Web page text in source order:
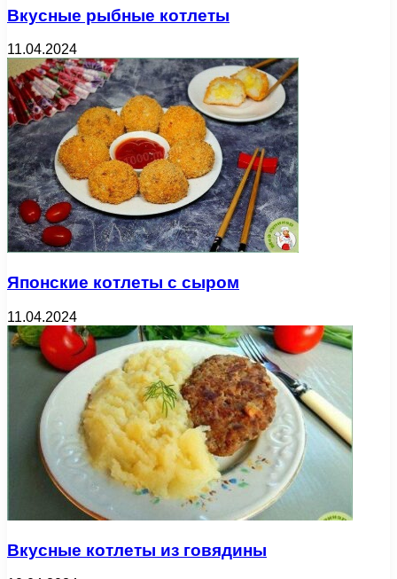
Вкусные рыбные котлеты
11.04.2024
Японские котлеты с сыром
11.04.2024
Вкусные котлеты из говядины